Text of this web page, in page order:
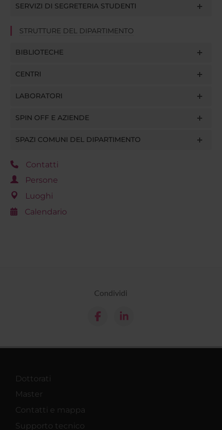
SERVIZI DI SEGRETERIA STUDENTI
STRUTTURE DEL DIPARTIMENTO
BIBLIOTECHE
CENTRI
LABORATORI
SPIN OFF E AZIENDE
SPAZI COMUNI DEL DIPARTIMENTO
Contatti
Persone
Luoghi
Calendario
Condividi
Dottorati
Master
Contatti e mappa
Supporto tecnico